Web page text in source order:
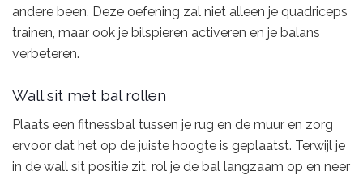
andere been. Deze oefening zal niet alleen je quadriceps
trainen, maar ook je bilspieren activeren en je balans
verbeteren.
Wall sit met bal rollen
Plaats een fitnessbal tussen je rug en de muur en zorg
ervoor dat het op de juiste hoogte is geplaatst. Terwijl je
in de wall sit positie zit, rol je de bal langzaam op en neer